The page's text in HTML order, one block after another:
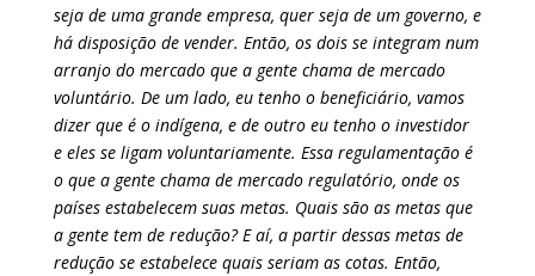
seja de uma grande empresa, quer seja de um governo, e
há disposição de vender. Então, os dois se integram num
arranjo do mercado que a gente chama de mercado
voluntário. De um lado, eu tenho o beneficiário, vamos
dizer que é o indígena, e de outro eu tenho o investidor
e eles se ligam voluntariamente. Essa regulamentação é
o que a gente chama de mercado regulatório, onde os
países estabelecem suas metas. Quais são as metas que
a gente tem de redução? E aí, a partir dessas metas de
redução se estabelece quais seriam as cotas. Então,